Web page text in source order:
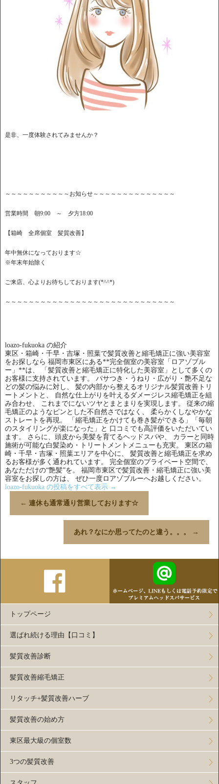
是非、一度体験されてみませんか？
～～～～～～～～～～～お知らせ～～～～～～～～～～～～～～
営業時間 朝9:00 ～ 夕方18:00
【箱崎 全席個室 髪質改善】
年中無休になっております☆
※年末年始除く
ご来店、心よりお待ちしております(*^^*)
～～～～～～～～～～～～～～～～～～～～～～～～～～～～～
loazo-fukuoka の紹介
東区・箱崎・千早・吉塚・照葉で髪質改善と縮毛矯正に強い美容室
をお探しなら 福岡市東区にある**完全個室の美容室「ロアゾブル
ー」**は、 「髪質改善と縮毛矯正に特化した美容室」として多くの
お客様に支持されています。 パサつき・うねり・広がり・艶不足な
どの髪の悩みに対し、 髪の内部から整えるオリジナル髪質改善トリ
ートメントと、 自然な仕上がりを叶えるダメージレス縮毛矯正を組
み合わせ、 これまでにないツヤとまとまりを実現します。 従来の縮
毛矯正のようなピンとした不自然さではなく、 柔らかくしなやかな
ストレートを再現。 「縮毛矯正をかけても巻き髪ができる」「毎朝
のスタイリングが楽になった」と 口コミでも高評価をいただいてい
ます。 さらに、頭皮から美髪を育てるヘッドスパや、 カラーと同時
施術が可能な白髪染め・トリートメントメニューも充実。 東区の箱
崎・千早・吉塚・照葉エリアを中心に、 髪質改善と縮毛矯正を求め
るお客様が多く通われています。 完全個室のプライベート空間で、
あなただけの“艶髪”を。 福岡市東区で髪質改善・縮毛矯正に強い美
容室をお探しの方は、 ぜひ一度ロアゾブルーへお越しください。
loazo-fukuoka の投稿をすべて表示 →
← 連休も通常通り営業しております☆
あれ？なにか思ってたのと違う。。。 →
トップページ
選ばれ続ける理由【口コミ】
髪質改善診断
髪質改善縮毛矯正
リタッチ+髪質改善ハーブ
髪質改善の始め方
東区最大級の個室数
3つの髪質改善